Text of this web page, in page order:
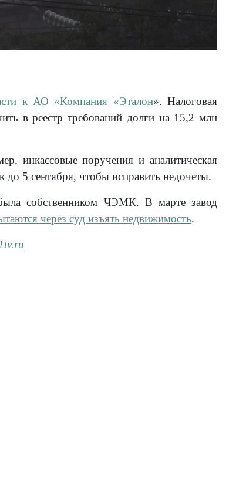
к АО «Компания «Эталон». Налоговая
в реестр требований долги на 15,2 млн
инкассовые поручения и аналитическая
до 5 сентября, чтобы исправить недочеты.
собственником ЧЭМК. В марте завод
через суд изъять недвижимость.